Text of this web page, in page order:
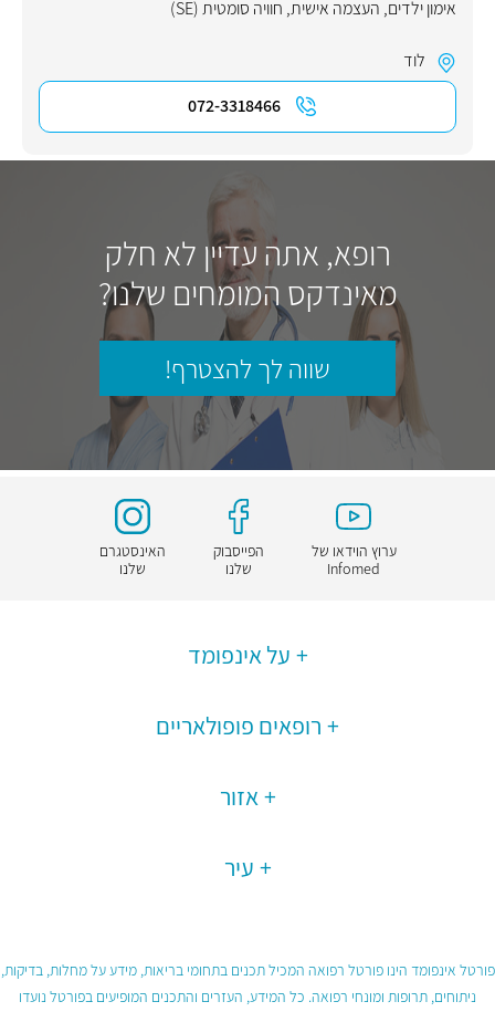
אימון ילדים, העצמה אישית, חוויה סומטית (SE)
לוד
072-3318466
רופא, אתה עדיין לא חלק
מאינדקס המומחים שלנו?
שווה לך להצטרף!
ערוץ הוידאו של
Infomed
הפייסבוק
שלנו
האינסטגרם
שלנו
על אינפומד
רופאים פופולאריים
אזור
עיר
פורטל אינפומד הינו פורטל רפואה המכיל תכנים בתחומי בריאות, מידע על מחלות, בדיקות,
ניתוחים, תרופות ומונחי רפואה. כל המידע, העזרים והתכנים המופיעים בפורטל נועדו